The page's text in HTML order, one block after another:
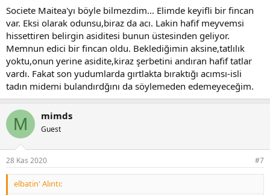
Reçete: 15 saniyede yavaşça 50 ml,30 saniye bekle. Ardından 30
saniyede 150 ml'ye tamamla. 15 saniye bekle,25 saniyede 250 ml'ye
tamamla. Ardından ufak bir rao spin.
Societe Maitea'yı böyle bilmezdim... Elimde keyifli bir fincan
var. Eksi olarak odunsu,biraz da acı. Lakin hafif meyvemsi
hissettiren belirgin asiditesi bunun üstesinden geliyor.
Memnun edici bir fincan oldu. Beklediğimin aksine,tatlılık
yoktu,onun yerine asidite,kiraz şerbetini andıran hafif tatlar
vardı. Fakat son yudumlarda gırtlakta bıraktığı acımsı-isli
tadın midemi bulandırdğını da söylemeden edemeyeceğim.
M mimds
Guest
28 Kas 2020 #7
elbatin' Alıntı: